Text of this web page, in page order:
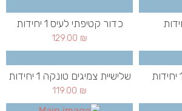
כדור קטיפתי לעיס 1 יחידות
129.00 ₪
שלישיית צמיגים טונקה 1 יחידות
119.00 ₪